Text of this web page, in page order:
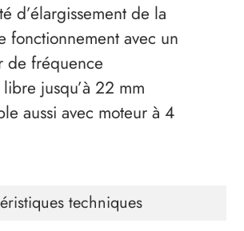
d’élargissement de la
fonctionnement avec un
de fréquence
libre jusqu’à 22 mm
aussi avec moteur à 4
techniques